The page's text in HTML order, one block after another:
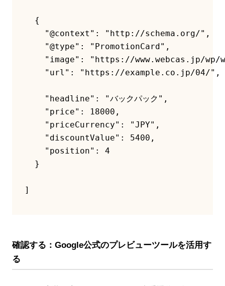
  {
    "@context": "http://schema.org/",
    "@type": "PromotionCard",
"image": "https://www.webcas.jp/
    "url": "https://example.co.jp/04/",
    "headline": "バックパック",
    "price": 18000,
    "priceCurrency": "JPY",
    "discountValue": 5400,
    "position": 4
  }
確認する：Google公式のプレビューツールを活用す
る